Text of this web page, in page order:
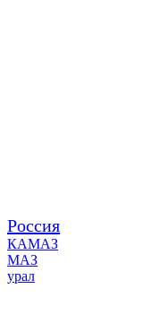
Россия
КАМАЗ
МАЗ
урал